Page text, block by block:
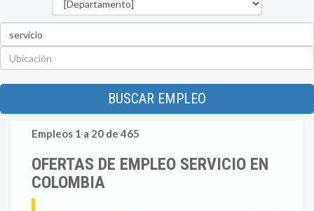
BUSCAR EMPLEO
Empleos 1 a 20 de 465
OFERTAS DE EMPLEO SERVICIO EN
COLOMBIA